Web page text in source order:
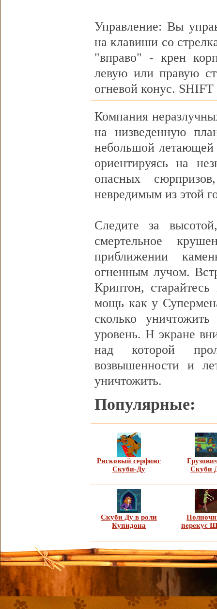
Управление: Вы
на клавиши со
"вправо" - крен
левую или правую
огневой конус.
Компания
на низведенную
небольшой летающей
ориентируясь на
опасных
невредимым из этой
Следите за
смертельное
приближении
огненным лучом.
Криптон,
мощь как у
сколько
уровень. Н экране
над которой
возвышенности и
уничтожить.
Популярные:
Рисковый серфинг
Скуби-Ду
Скуби
Скуби Ду в роли
Купидона
перекус